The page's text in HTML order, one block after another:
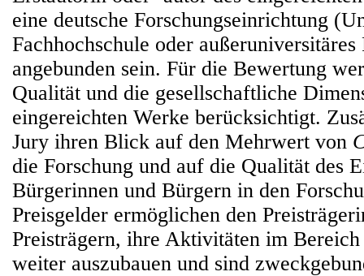
eine deutsche Forschungseinrichtung
Fachhochschule oder
angebunden sein. Für die Bewertung
Qualität und die gesellschaftliche
eingereichten Werke berücksichtigt.
Jury ihren Blick auf den Mehrwert von
die Forschung und auf die Qualität des
Bürgerinnen und Bürgern in den
Preisgelder ermöglichen den
Preisträgern, ihre Aktivitäten im
weiter auszubauen und sind